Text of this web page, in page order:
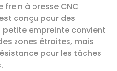
frein à presse CNC
est conçu pour des
petite empreinte convient
zones étroites, mais
pour les tâches